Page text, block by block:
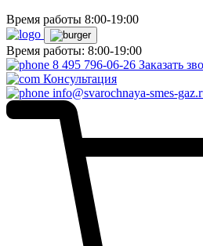
Время работы 8:00-19:00
Время работы: 8:00-19:00
8 495 796-06-26 Заказать
Консультация
info@svarochnaya-smes-